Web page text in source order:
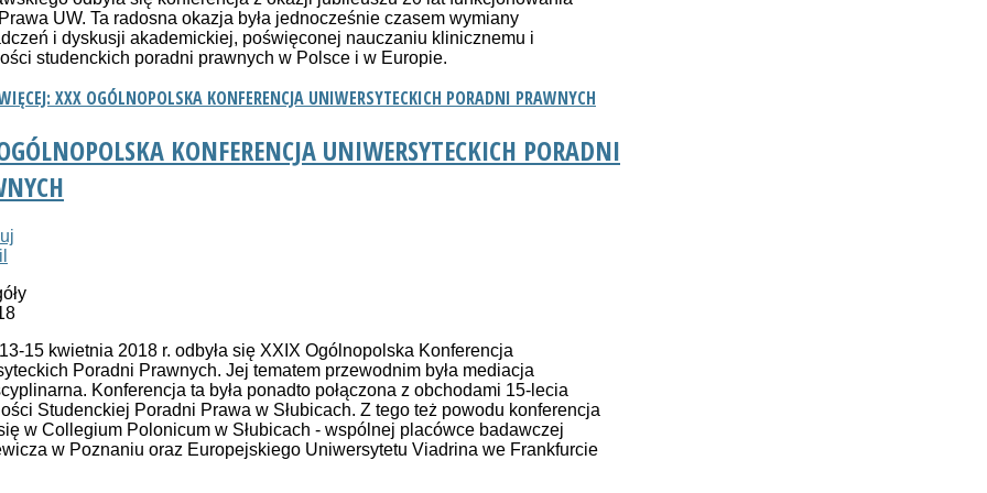
UW. Ta radosna okazja była jednocześnie czasem wymiany
i dyskusji akademickiej, poświęconej nauczaniu klinicznemu i
studenckich poradni prawnych w Polsce i w Europie.
XXX OGÓLNOPOLSKA KONFERENCJA UNIWERSYTECKICH PORADNI PRAWNYCH
KONFERENCJA UNIWERSYTECKICH PORADNI
15 kwietnia 2018 r. odbyła się XXIX Ogólnopolska Konferencja
Poradni Prawnych. Jej tematem przewodnim była mediacja
Konferencja ta była ponadto połączona z obchodami 15-lecia
Studenckiej Poradni Prawa w Słubicach. Z tego też powodu konferencja
w Collegium Polonicum w Słubicach - wspólnej placówce badawczej
w Poznaniu oraz Europejskiego Uniwersytetu Viadrina we Frankfurcie